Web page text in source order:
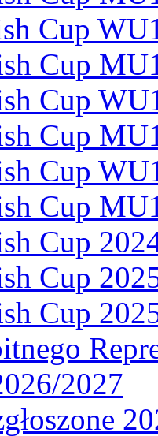
Cup
Cup
Cup
Cup
Cup
Cup
Cup
Cup
Cup
2027